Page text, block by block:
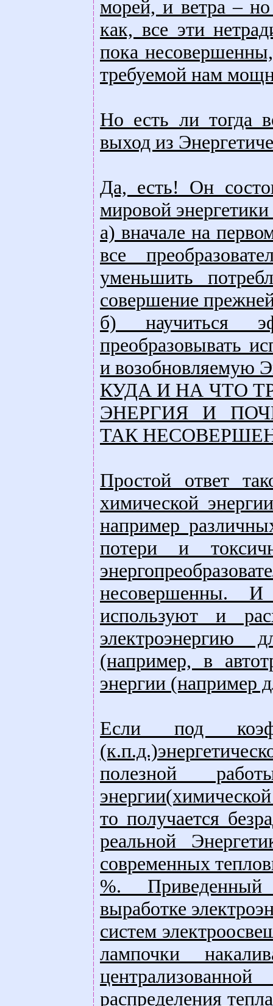
морей, и ветра –
как, все эти
пока
требуемой нам
Но есть ли тогда
выход из
Да, есть! Он
мировой
а) вначале на
все
уменьшить
совершение
б) научиться
преобразовывать
и возобновляемую
КУДА И НА ЧТО
ЭНЕРГИЯ И
ТАК
Простой ответ
химической
например
потери и
несовершенны.
используют и
электроэнергию
(например, в
энергии (например
Если под
полезной
то получается
реальной
современных
%. Приведенный
выработке
систем
лампочки
распределения